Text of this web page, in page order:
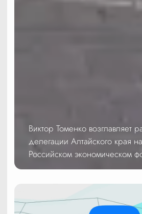
Виктор Томенко возглавляет
делегации Алтайского края
Российском экономическом